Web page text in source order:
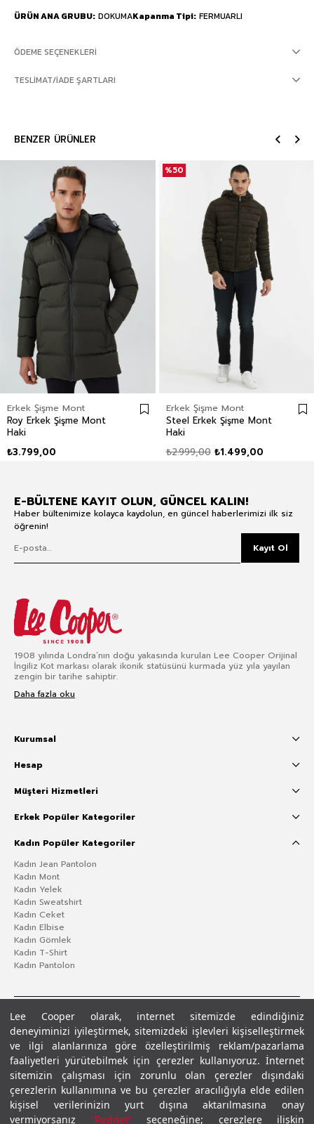
Lee Cooper olarak, internet sitemizde edindiğiniz
deneyiminizi iyileştirmek, sitemizdeki işlevleri kişiselleştirmek
ve ilgi alanlarınıza göre özelleştirilmiş reklam/pazarlama
faaliyetleri yürütebilmek için çerezler kullanıyoruz. İnternet
sitemizin çalışması için zorunlu olan çerezler dışındaki
çerezlerin kullanımına ve bu çerezler aracılığıyla elde edilen
kişisel verilerinizin yurt dışına aktarılmasına onay
vermiyorsanız “Reddet”seçeneğine; çerezlere ilişkin
ÜRÜN ANA GRUBU DOKUMAKapanma Tipi FERMUARLI
ÖDEME SEÇENEKLERI
TESLIMAT/İADE ŞARTLARI
BENZER ÜRÜNLER
Erkek Şişme Mont
Roy Erkek Şişme Mont
Haki
₺3.799,00
Erkek Şişme Mont
Steel Erkek Şişme Mont
Haki
₺1.499,00
₺2.999,00
%50
E-BÜLTENE KAYIT OLUN, GÜNCEL KALIN!
Haber bültenimize kolayca kaydolun, en güncel haberlerimizi ilk siz
öğrenin!
Kayıt Ol
1908 yılında Londra’nın doğu yakasında kurulan Lee Cooper Orijinal
İngiliz Kot markası olarak ikonik statüsünü kurmada yüz yıla yayılan
zengin bir tarihe sahiptir.
Daha fazla oku
Kurumsal
Hesap
Müşteri Hizmetleri
Erkek Popüler Kategoriler
Kadın Popüler Kategoriler
Kadın Jean Pantolon
Kadın Mont
Kadın Yelek
Kadın Sweatshirt
Kadın Ceket
Kadın Elbise
Kadın Gömlek
Kadın T-Shirt
Kadın Pantolon
Gizlilik PolitikasıÇerez Politikası KVKK Aydınlatma MetniŞartlar ve Koşullar
© 2026 Leecooper - Tüm Hakları Saklıdır.